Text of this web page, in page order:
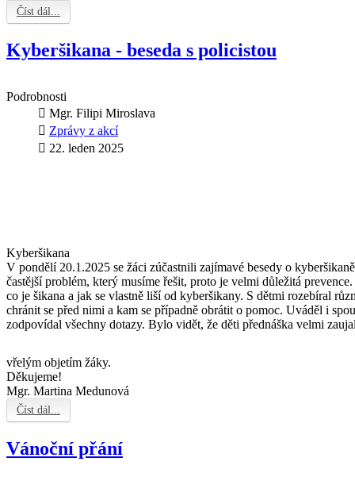
Číst dál...
Kyberšikana - beseda s policistou
Podrobnosti
Mgr. Filipi Miroslava
Zprávy z akcí
22. leden 2025
Kyberšikana
V pondělí 20.1.2025 se žáci zúčastnili zajímavé besedy o
častější problém, který musíme řešit, proto je velmi důležitá
co je šikana a jak se vlastně liší od kyberšikany. S dětmi rozebíral
chránit se před nimi a kam se případně obrátit o pomoc. Uváděl i
zodpovídal všechny dotazy. Bylo vidět, že děti přednáška velmi
vřelým objetím žáky.
Děkujeme!
Mgr. Martina Medunová
Číst dál...
Vánoční přání